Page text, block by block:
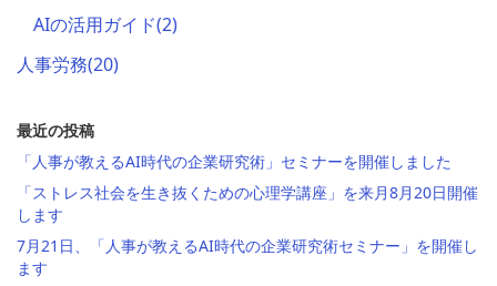
AIの活用ガイド(2)
人事労務(20)
最近の投稿
「人事が教えるAI時代の企業研究術」セミナーを開催しました
「ストレス社会を生き抜くための心理学講座」を来月8月20日開催
します
7月21日、「人事が教えるAI時代の企業研究術セミナー」を開催し
ます